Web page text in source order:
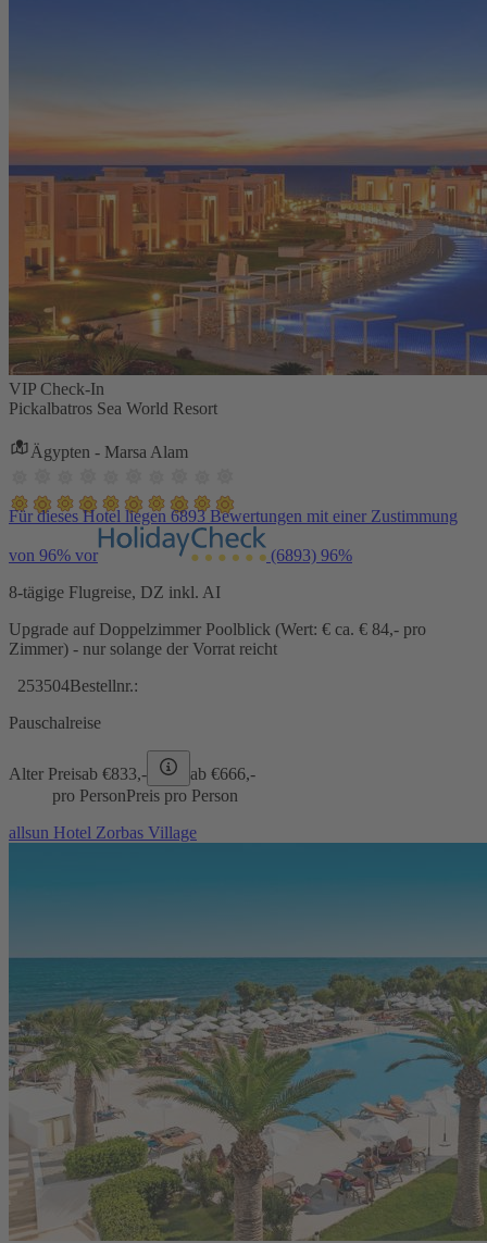
VIP Check-In
Pickalbatros Sea World Resort
Ägypten - Marsa Alam
Für dieses Hotel liegen 6893 Bewertungen mit einer Zustimmung
von 96% vor (6893) 96%
8-tägige Flugreise, DZ inkl. AI
Upgrade auf Doppelzimmer Poolblick (Wert: € ca. € 84,- pro
Zimmer) - nur solange der Vorrat reicht
253504Bestellnr.:
Pauschalreise
Alter Preisab €833,- ab €666,-
pro PersonPreis pro Person
allsun Hotel Zorbas Village